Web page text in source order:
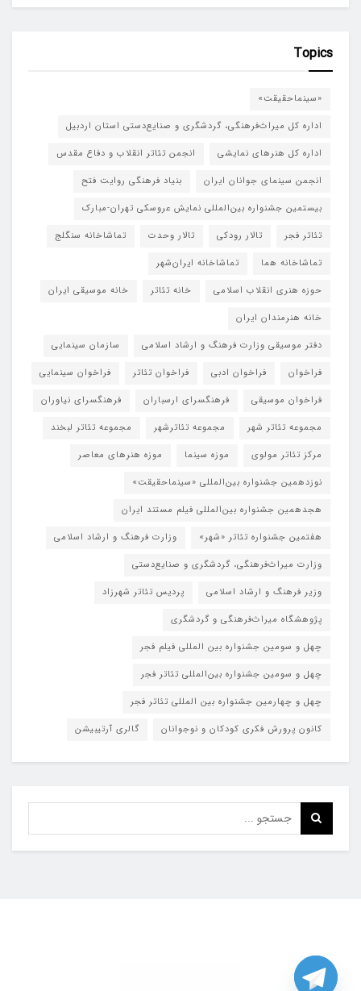
Topics
«سینماحقیقت»
اداره کل میراث‌فرهنگی، گردشگری و صنایع‌دستی استان اردبیل
اداره کل هنرهای نمایشی
انجمن تئاتر انقلاب و دفاع مقدس
انجمن سینمای جوانان ایران
بنیاد فرهنگی روایت فتح
بیستمین جشنواره بین‌المللی نمایش عروسکی تهران-مبارک
تئاتر فجر
تالار رودکی تالار وحدت
تماشاخانه سنگلج
تماشاخانه هما
تماشاخانه‌ ایران‌شهر
حوزه هنری انقلاب اسلامی
خانه تئاتر
خانه موسیقی ایران
خانه هنرمندان ایران
دفتر موسیقی وزارت فرهنگ و ارشاد اسلامی
سازمان سینمایی
فراخوان
فراخوان ادبی فراخوان تئاتر
فراخوان سینمایی
فراخوان موسیقی
فرهنگسرای ارسباران
فرهنگسرای نیاوران
مجموعه تئاتر شهر
مجموعه تئاترشهر
مجموعه تئاتر لبخند
مرکز تئاتر مولوی
موزه سینما
موزه هنرهای معاصر
نوزدهمین جشنواره بین‌المللی «سینماحقیقت»
هجدهمین جشنواره بین‌المللی فیلم مستند ایران
هفتمین جشنواره تئاتر «شهر»
وزارت فرهنگ و ارشاد اسلامی
وزارت میراث‌فرهنگی، گردشگری و صنایع‌دستی
وزیر فرهنگ و ارشاد اسلامی
پردیس تئاتر شهرزاد
پژوهشگاه میراث‌فرهنگی و گردشگری
چهل و سومین جشنواره بین المللی فیلم فجر
چهل و سومین جشنواره بین‌المللی تئاتر فجر
چهل و چهارمین جشنواره بین المللی تئاتر فجر
کانون پرورش فکری کودکان و نوجوانان
گالری آرتیبیشن